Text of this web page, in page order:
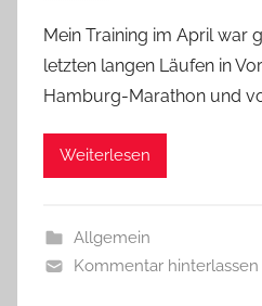
Mein Training im April war
letzten langen Läufen in
Hamburg-Marathon und
Weiterlesen
Allgemein
Kommentar hinterlassen